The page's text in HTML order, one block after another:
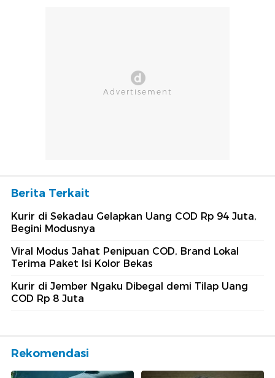
Berita Terkait
Kurir di Sekadau Gelapkan Uang COD Rp 94 Juta,
Begini Modusnya
Viral Modus Jahat Penipuan COD, Brand Lokal
Terima Paket Isi Kolor Bekas
Kurir di Jember Ngaku Dibegal demi Tilap Uang
COD Rp 8 Juta
Rekomendasi